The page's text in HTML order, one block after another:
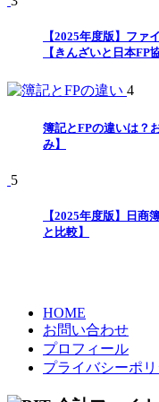
【2025年度版】ファ
【きんざいと日本FP
4
簿記とFPの違いは？
み】
5
【2025年度版】日商
と比較】
HOME
お問い合わせ
プロフィール
プライバシーポ